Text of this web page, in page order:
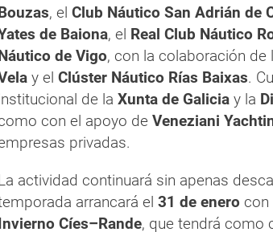
, el Club Náutico San Adrián de
de Baiona, el Real Club Náutico
de Vigo, con la colaboración de
y el Clúster Náutico Rías Baixas.
de la Xunta de Galicia y la
con el apoyo de Veneziani
privadas.
actividad continuará sin apenas
arrancará el 31 de enero con
Cíes–Rande, que tendrá como